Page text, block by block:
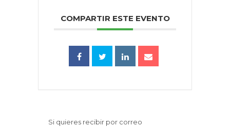
COMPARTIR ESTE EVENTO
Si quieres recibir por correo